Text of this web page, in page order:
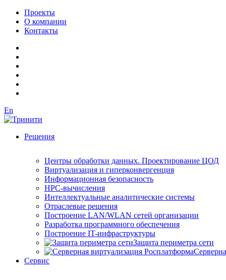
Проекты
О компании
Контакты
En
Решения
Центры обработки данных. Проектирование ЦОД
Виртуализация и гиперконвергенция
Информационная безопасность
HPC-вычисления
Интеллектуальные аналитические системы
Отраслевые решения
Построение LAN/WLAN сетей организации
Разработка программного обеспечения
Построение IT-инфраструктуры
Защита периметра сети
Сервис